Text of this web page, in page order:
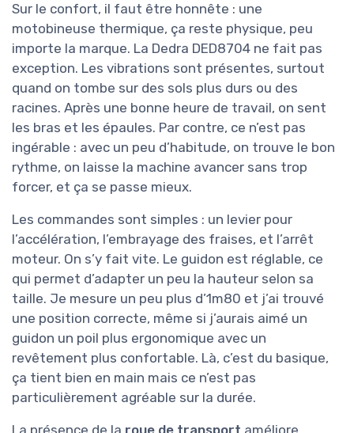
Sur le confort, il faut être honnête : une
motobineuse thermique, ça reste physique, peu
importe la marque. La Dedra DED8704 ne fait pas
exception. Les vibrations sont présentes, surtout
quand on tombe sur des sols plus durs ou des
racines. Après une bonne heure de travail, on sent
les bras et les épaules. Par contre, ce n’est pas
ingérable : avec un peu d’habitude, on trouve le bon
rythme, on laisse la machine avancer sans trop
forcer, et ça se passe mieux.
Les commandes sont simples : un levier pour
l’accélération, l’embrayage des fraises, et l’arrêt
moteur. On s’y fait vite. Le guidon est réglable, ce
qui permet d’adapter un peu la hauteur selon sa
taille. Je mesure un peu plus d’1m80 et j’ai trouvé
une position correcte, même si j’aurais aimé un
guidon un poil plus ergonomique avec un
revêtement plus confortable. Là, c’est du basique,
ça tient bien en main mais ce n’est pas
particulièrement agréable sur la durée.